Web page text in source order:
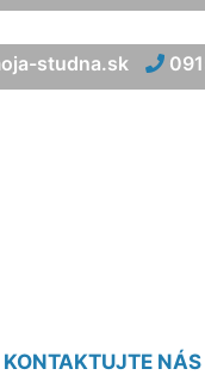
studna.sk
KONTAKTUJTE NÁS